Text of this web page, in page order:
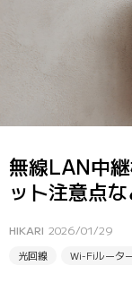
無線LAN中
ット注意点
HIKARI 2026/01/29
光回線
Wi-Fiルータ